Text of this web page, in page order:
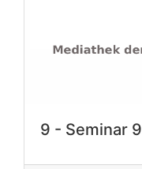
9 - Seminar 9